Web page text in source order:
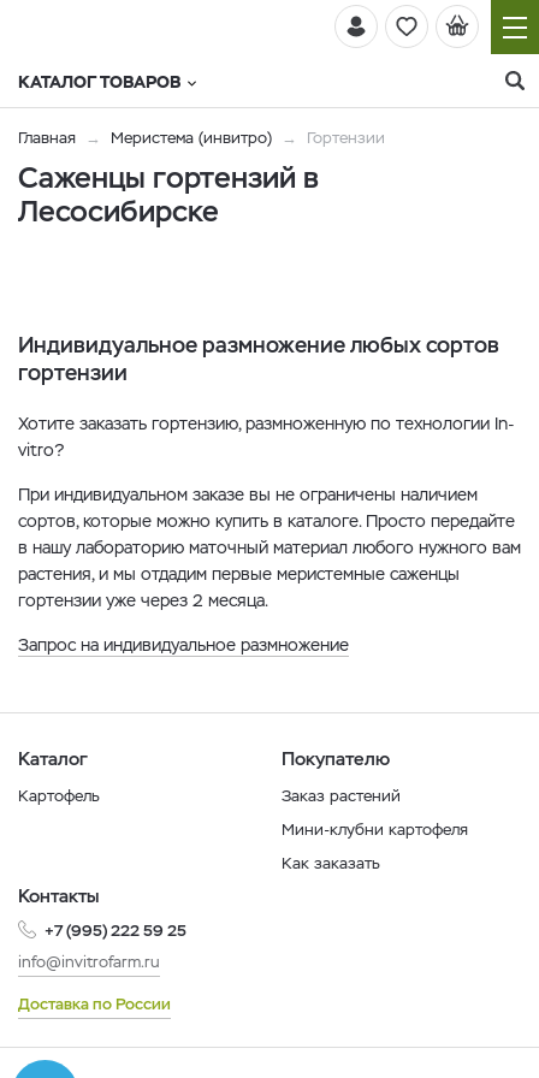
КАТАЛОГ ТОВАРОВ
Главная Меристема (инвитро) Гортензии
Саженцы гортензий в
Лесосибирске
Индивидуальное размножение любых сортов
гортензии
Хотите заказать гортензию, размноженную по технологии In-
vitro?
При индивидуальном заказе вы не ограничены наличием
сортов, которые можно купить в каталоге. Просто передайте
в нашу лабораторию маточный материал любого нужного вам
растения, и мы отдадим первые меристемные саженцы
гортензии уже через 2 месяца.
Запрос на индивидуальное размножение
Каталог
Картофель
Покупателю
Заказ растений
Мини-клубни картофеля
Как заказать
Контакты
+7 (995) 222 59 25
info@invitrofarm.ru
Доставка по России